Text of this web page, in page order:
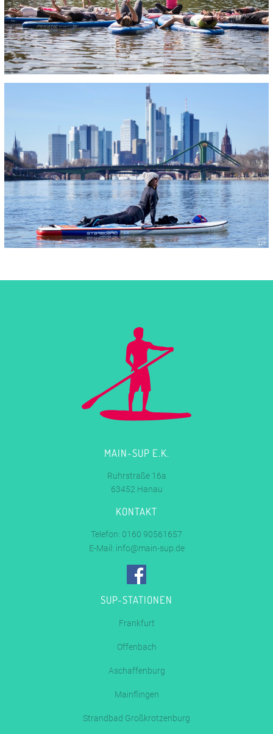
MAIN-SUP E.K.
Ruhrstraße 16a
63452 Hanau
KONTAKT
Telefon: 0160 90561657
E-Mail: info@main-sup.de
SUP-STATIONEN
Frankfurt
Offenbach
Aschaffenburg
Mainflingen
Strandbad Großkrotzenburg